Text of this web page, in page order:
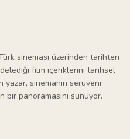
sineması üzerinden tarihten
film içeriklerini tarihsel
sinemanın serüveni
panoramasını sunuyor.